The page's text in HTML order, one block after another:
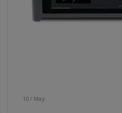
10 / May